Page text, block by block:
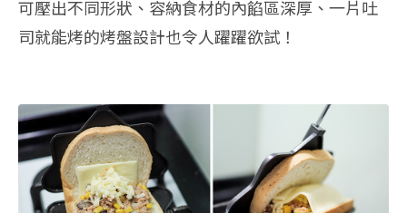
可壓出不同形狀、容納食材的內餡區深厚、一片吐
司就能烤的烤盤設計也令人躍躍欲試！